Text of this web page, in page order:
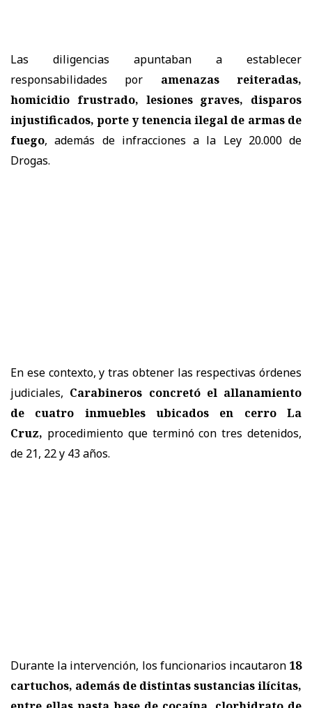
Las diligencias apuntaban a establecer
responsabilidades por
amenazas reiteradas,
homicidio frustrado, lesiones graves, disparos
injustificados, porte y tenencia ilegal de armas de
fuego, además de infracciones a la Ley 20.000 de
Drogas.
En ese contexto, y tras obtener las respectivas órdenes
judiciales, Carabineros concretó el allanamiento
de cuatro inmuebles ubicados en cerro La
Cruz, procedimiento que terminó con tres detenidos,
de 21, 22 y 43 años.
Durante la intervención, los funcionarios incautaron 18
cartuchos, además de distintas sustancias ilícitas,